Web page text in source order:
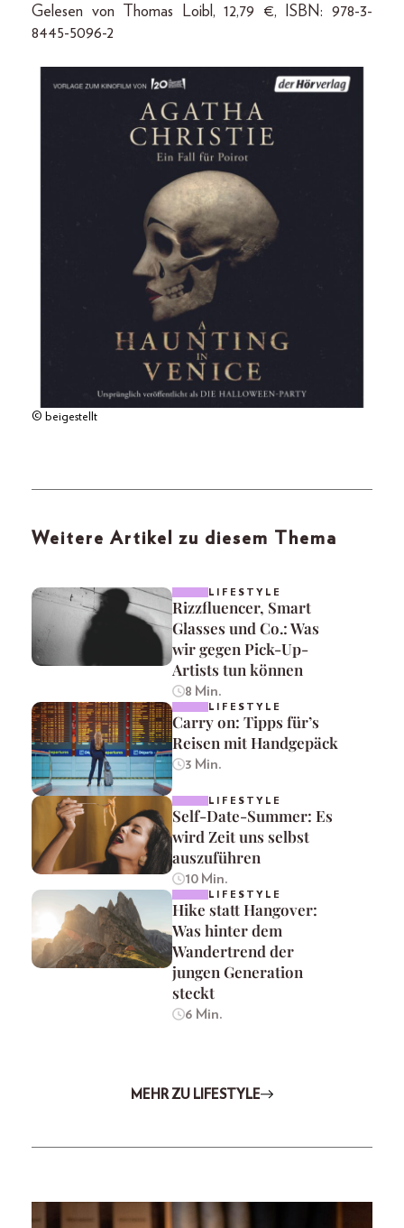
Gelesen von Thomas Loibl, 12,79 €, ISBN: 978-3-
8445-5096-2
© beigestellt
Weitere Artikel zu diesem Thema
LIFESTYLE
Rizzfluencer, Smart
Glasses und Co.: Was
wir gegen Pick-Up-
Artists tun können
8 Min.
LIFESTYLE
Carry on: Tipps für’s
Reisen mit Handgepäck
3 Min.
LIFESTYLE
Self-Date-Summer: Es
wird Zeit uns selbst
auszuführen
10 Min.
LIFESTYLE
Hike statt Hangover:
Was hinter dem
Wandertrend der
jungen Generation
steckt
6 Min.
MEHR ZU LIFESTYLE